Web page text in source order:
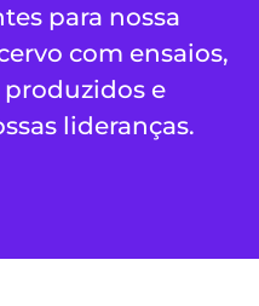
para nossa
com ensaios,
e
lideranças.